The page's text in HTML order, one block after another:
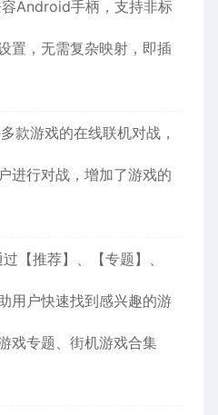
容Android手柄，支持非标
置，无需复杂映射，即插
款游戏的在线联机对战，
进行对战，增加了游戏的
过【推荐】、【专题】、
用户快速找到感兴趣的游
戏专题、街机游戏合集